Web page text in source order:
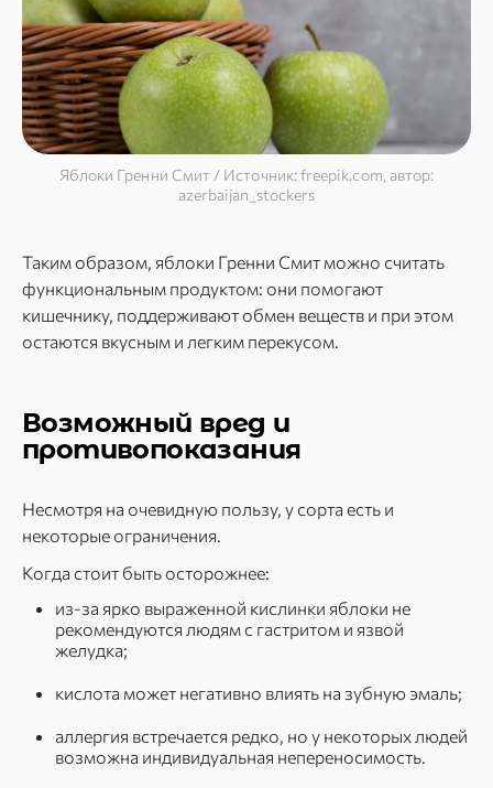
Яблоки Гренни Смит / Источник: freepik.com, автор:
azerbaijan_stockers
Таким образом, яблоки Гренни Смит можно считать
функциональным продуктом: они помогают
кишечнику, поддерживают обмен веществ и при этом
остаются вкусным и легким перекусом.
Возможный вред и
противопоказания
Несмотря на очевидную пользу, у сорта есть и
некоторые ограничения.
Когда стоит быть осторожнее:
из-за ярко выраженной кислинки яблоки не
рекомендуются людям с гастритом и язвой
желудка;
кислота может негативно влиять на зубную эмаль;
аллергия встречается редко, но у некоторых людей
возможна индивидуальная непереносимость.